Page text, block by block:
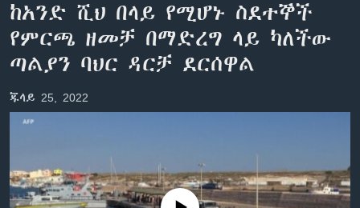
ወደ
ዋናው
ይዘት
እለፍ
ወደ
ዋናው
አሜሪካ
ከምሽቱ ሦስት ሰዓት የአማርኛ ዜና
ቪዲዮ
ክምችት
Learning English
ይከተሉን
ከአንድ ሺህ በላይ የሚሆኑ ስደተኞች
የምርጫ ዘመቻ በማድረግ ላይ ካለችው
ጣልያን ባህር ዳርቻ ደርሰዋል
ጁላይ 25, 2022